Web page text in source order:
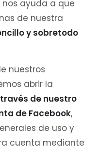
nos ayuda a que
de nuestra
y sobretodo
nuestros
abrir la
de nuestro
de Facebook,
de uso y
cuenta mediante